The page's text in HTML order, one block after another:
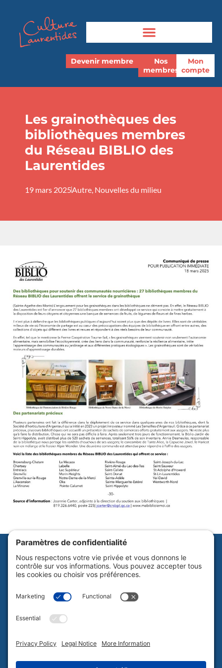
Devenir membre
Nos
membres
Mon
compte
Les grainothèques des
bibliothèques membres
du Réseau BIBLIO des
Laurentides
19 mars 2025Autre, Nouvelles du milieu
Abonnez-vous à notre infolettre